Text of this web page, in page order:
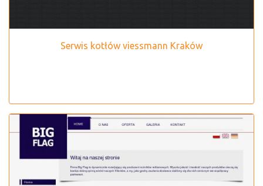
Serwis kotłów viessmann Kraków